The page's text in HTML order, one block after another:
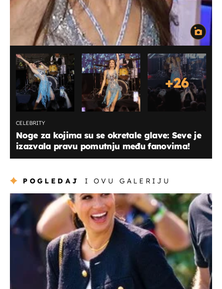
+26
CELEBRITY
Noge za kojima su se okretale glave: Seve je
izazvala pravu pomutnju među fanovima!
POGLEDAJ I OVU GALERIJU